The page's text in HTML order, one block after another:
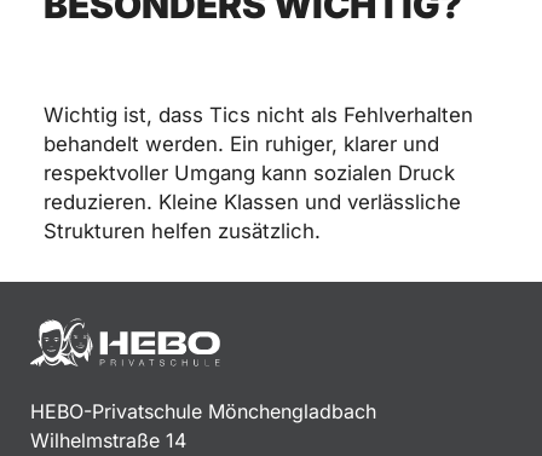
Wichtig ist, dass Tics nicht als Fehlverhalten
behandelt werden. Ein ruhiger, klarer und
respektvoller Umgang kann sozialen Druck
reduzieren. Kleine Klassen und verlässliche
Strukturen helfen zusätzlich.
HEBO-Privatschule Mönchengladbach
Wilhelmstraße 14